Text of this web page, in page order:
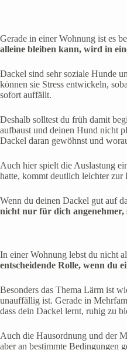
Gerade in einer Wohnung ist es
alleine bleiben kann, wird in
Dackel sind sehr soziale Hunde
können sie Stress entwickeln,
sofort auffällt.
Deshalb solltest du früh damit
aufbaust und deinen Hund nicht
Dackel daran gewöhnst und
Auch hier spielt die Auslastung
hatte, kommt deutlich leichter zur
Wenn du deinen Dackel gut auf
nicht nur für dich angenehmer,
In einer Wohnung lebst du nicht
entscheidende Rolle, wenn du
Besonders das Thema Lärm ist
unauffällig ist. Gerade in
dass dein Dackel lernt, ruhig zu
Auch die Hausordnung und der
aber an bestimmte Bedingungen